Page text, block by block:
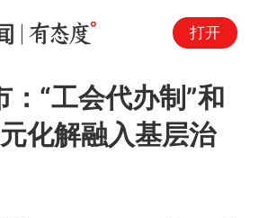
打开
：“工会代办制”和
化解融入基层治